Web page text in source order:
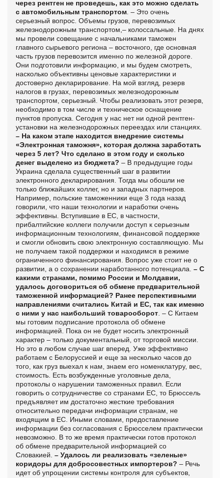
через рентген не проведешь, как это можно сделать
с автомобильным транспортом . – Это очень
серьезный вопрос. Объемы грузов, перевозимых
железнодорожным транспортом,– колоссальные. На днях
мы провели совещание с начальниками таможен
главного сырьевого региона – восточного, где основная
часть грузов перевозится именно по железной дороге.
Они подготовили информацию, и мы будем смотреть,
насколько объективны ценовые характеристики и
достоверно декларирование. На мой взгляд, резерв
налогов в грузах, перевозимых железнодорожным
транспортом, серьезный. Чтобы реализовать этот резерв,
необходимо в том числе и техническое оснащение
пунктов пропуска. Сегодня у нас нет ни одной рентген-
установки на железнодорожных переездах или станциях.
– На каком этапе находится внедрение системы
«Электронная таможня», которая должна заработать
через 5 лет? Что сделано в этом году и сколько
денег выделено из бюджета? – В предыдущие годы
Украина сделала существенный шаг в развитии
электронного декларирования. Тогда мы обошли не
только ближайших коллег, но и западных партнеров.
Например, польские таможенники еще 3 года назад
говорили, что наши технологии и наработки очень
эффективны. Вступившие в ЕС, в частности,
прибалтийские коллеги получили доступ к серьезным
информационным технологиям, финансовой поддержке
и смогли обновить свою электронную составляющую. Мы
не получаем такой поддержки и находимся в режиме
ограниченного финансирования. Вопрос уже стоит не о
развитии, а о сохранении наработанного потенциала. – С
какими странами, помимо России и Молдавии,
удалось договориться об обмене предварительной
таможенной информацией? Ранее перспективными
направлениями считались Китай и ЕС, так как именно
с ними у нас наибольший товарооборот . – С Китаем
мы готовим подписание протокола об обмене
информацией. Пока он не будет носить электронный
характер – только документальный, от торговой миссии.
Но это в любом случае шаг вперед. Уже эффективно
работаем с Белоруссией и еще за несколько часов до
того, как груз выехал к нам, знаем его номенклатуру, вес,
стоимость. Есть возбужденные уголовные дела,
протоколы о нарушении таможенных правил. Если
говорить о сотрудничестве со странами ЕС, то Брюссель
предъявляет им достаточно жесткие требования
относительно передачи информации странам, не
входящим в ЕС. Иными словами, предоставление
информации без согласования с Брюсселем практически
невозможно. В то же время практически готов протокол
об обмене предварительной информацией со
Словакией. – Удалось ли реализовать «зеленые»
коридоры для добросовестных импортеров? – Речь
идет об упрощении системы контроля для субъектов,